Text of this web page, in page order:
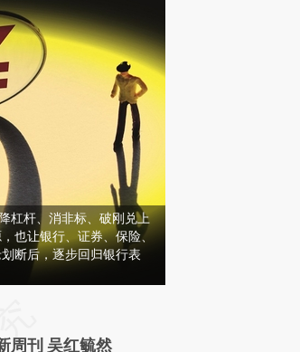
杠杆、消非标、破刚兑上
也让银行、证券、保险、
断后，逐步回归银行表
于财新文章
周刊 吴红毓然